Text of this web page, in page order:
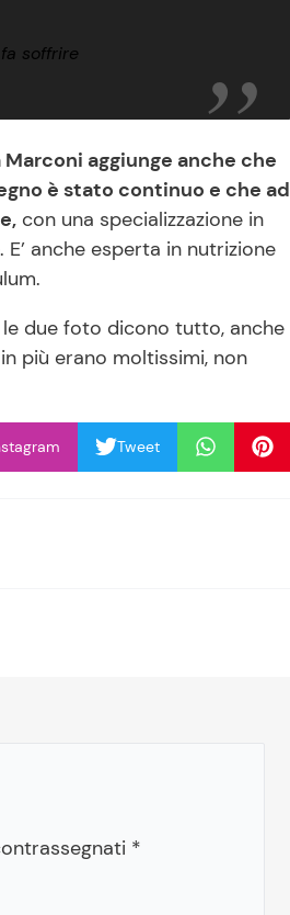
soffrire
Marconi aggiunge anche che
è stato continuo e che ad
con una specializzazione in
anche esperta in nutrizione
due foto dicono tutto, anche
più erano moltissimi, non
Tweet
*